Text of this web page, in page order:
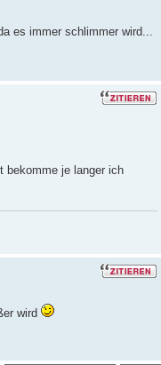
es immer schlimmer wird...
bekomme je langer ich
wird